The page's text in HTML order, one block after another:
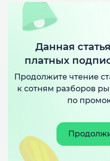
Данная
платных
Продолжите чтение
к сотням разборов
по